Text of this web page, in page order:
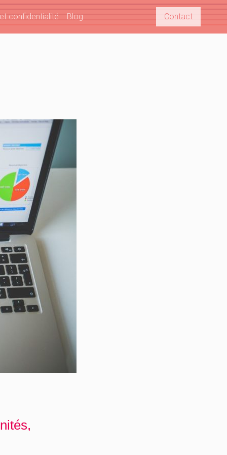
confidentialité Blog Contact